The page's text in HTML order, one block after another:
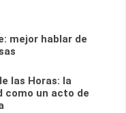
mejor hablar de
las Horas: la
como un acto de